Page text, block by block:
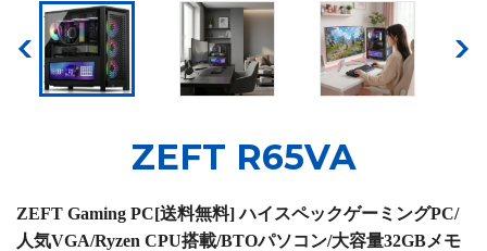
ZEFT R65VA
ZEFT Gaming PC[送料無料] ハイスペックゲーミングPC/
人気VGA/Ryzen CPU搭載/BTOパソコン/大容量32GBメモ